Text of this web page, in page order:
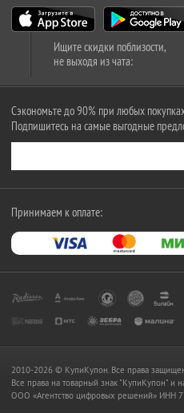
Ищите скидки поблизости,
не выходя из чата:
Сэкономьте до 90% при любых
Подпишитесь на самые выгодные
Принимаем к оплате:
2010-2026 © КупиКупон. Все права
Все права на товарный знак "КупиКупон" и
OOO «Агентство цифровых решений» ИНН